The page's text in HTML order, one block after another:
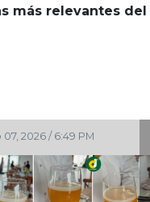
más relevantes del
PM